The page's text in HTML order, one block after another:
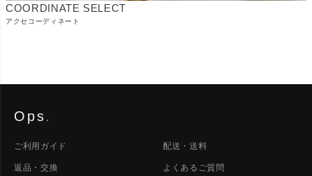
COORDINATE SELECT
アクセコーディネート
Ops.
ご利用ガイド 配送・送料
返品・交換 よくあるご質問